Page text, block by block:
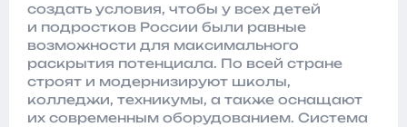
создать условия, чтобы у всех детей
и подростков России были равные
возможности для максимального
раскрытия потенциала. По всей стране
строят и модернизируют школы,
колледжи, техникумы, а также оснащают
их современным оборудованием. Система